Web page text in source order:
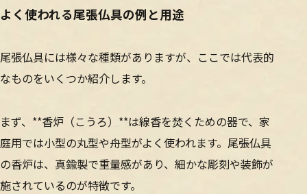
よく使われる尾張仏具の例と用途
尾張仏具には様々な種類がありますが、ここでは代表的
なものをいくつか紹介します。
まず、**香炉（こうろ）**は線香を焚くための器で、家
庭用では小型の丸型や舟型がよく使われます。尾張仏具
の香炉は、真鍮製で重量感があり、細かな彫刻や装飾が
施されているのが特徴です。